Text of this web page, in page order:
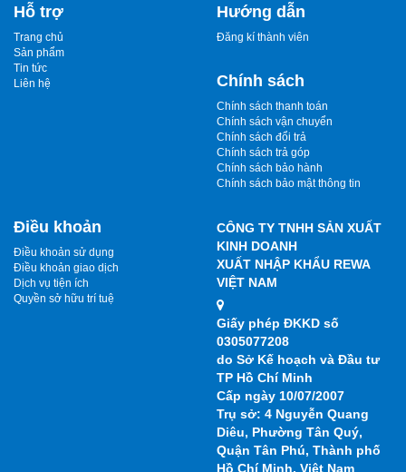
Hỗ trợ
Trang chủ
Sản phẩm
Tin tức
Liên hệ
Hướng dẫn
Đăng kí thành viên
Chính sách
Chính sách thanh toán
Chính sách vận chuyển
Chính sách đổi trả
Chính sách trả góp
Chính sách bảo hành
Chính sách bảo mật thông tin
Điều khoản
Điều khoản sử dụng
Điều khoản giao dịch
Dịch vụ tiện ích
Quyền sở hữu trí tuệ
CÔNG TY TNHH SẢN XUẤT
KINH DOANH
XUẤT NHẬP KHẨU REWA
VIỆT NAM
Giấy phép ĐKKD số
0305077208
do Sở Kế hoạch và Đầu tư
TP Hồ Chí Minh
Cấp ngày 10/07/2007
Trụ sở: 4 Nguyễn Quang
Diêu, Phường Tân Quý,
Quận Tân Phú, Thành phố
Hồ Chí Minh, Việt Nam